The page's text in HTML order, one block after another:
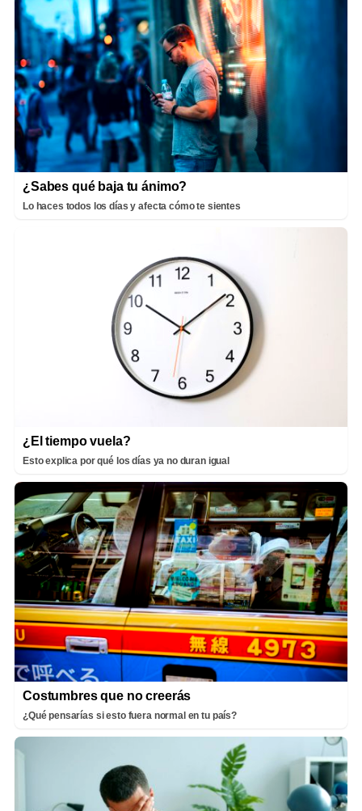
¿Sabes qué baja tu ánimo?
Lo haces todos los días y afecta cómo te sientes
¿El tiempo vuela?
Esto explica por qué los días ya no duran igual
Costumbres que no creerás
¿Qué pensarías si esto fuera normal en tu país?